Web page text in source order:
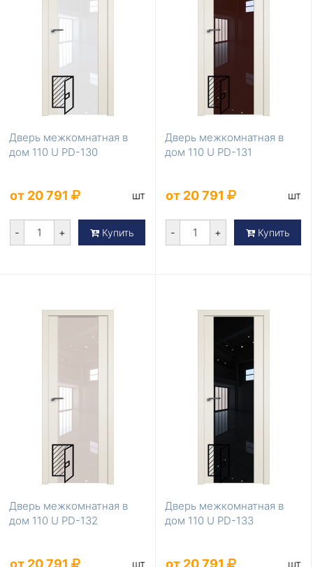
Дверь межкомнатная в
дом 110 U PD-130
от 20 791 шт
- + Купить
Дверь межкомнатная в
дом 110 U PD-131
от 20 791 шт
- + Купить
Дверь межкомнатная в
дом 110 U PD-132
шт
Дверь межкомнатная в
дом 110 U PD-133
шт